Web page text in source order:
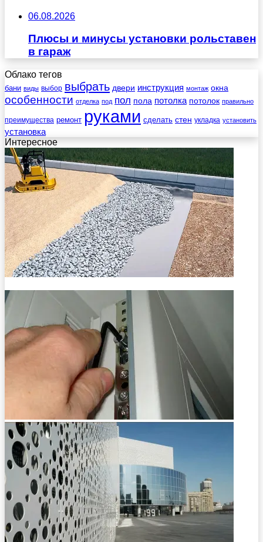
06.08.2026
Плюсы и минусы установки рольставен
в гараж
Облако тегов
бани виды выбор выбрать двери инструкция монтаж окна
особенности отделка под пол пола потолка потолок правильно
преимущества ремонт руками сделать стен укладка установить
установка
Интересное